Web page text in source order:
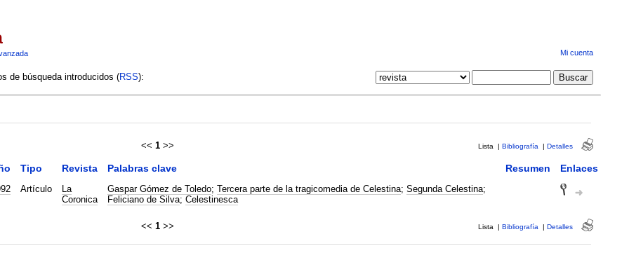
Mi cuenta
de búsqueda introducidos (RSS):
<< 1 >> Lista | Bibliografía | Detalles
Tipo Revista Palabras clave Resumen Enlaces
Artículo
La
Coronica
Gaspar Gómez de Toledo; Tercera parte de la tragicomedia de Celestina; Segunda Celestina;
Feliciano de Silva; Celestinesca
<< 1 >> Lista | Bibliografía | Detalles